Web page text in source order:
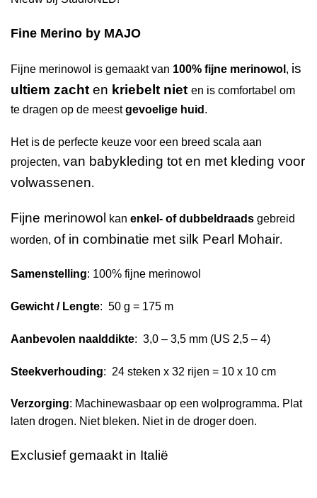
Fine Merino by MAJO
Fijne merinowol is gemaakt van 100% fijne merinowol , is
ultiem zacht en kriebelt niet en is comfortabel om
te dragen op de meestgevoelige huid .
Het is de perfecte keuze voor een breed scala aan
projecten, van babykleding tot en met kleding voor
volwassenen.
Fijne merinowol kan enkel- of dubbeldraads gebreid
worden, of in combinatie met silk Pearl Mohair.
Samenstelling: 100% fijne merinowol
Gewicht / Lengte: 50 g = 175 m
Aanbevolen naalddikte: 3,0 – 3,5 mm (US 2,5 – 4)
Steekverhouding: 24 steken x 32 rijen = 10 x 10 cm
Verzorging: Machinewasbaar op een wolprogramma. Plat
laten drogen. Niet bleken. Niet in de droger doen.
Exclusief gemaakt in Italië